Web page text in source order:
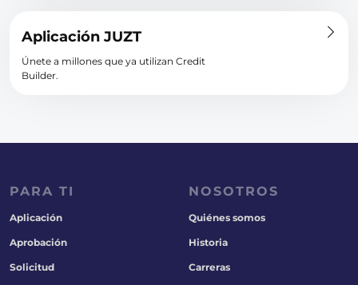
Aplicación JUZT
Únete a millones que ya utilizan Credit
Builder.
PARA TI
Aplicación
Aprobación
Solicitud
NOSOTROS
Quiénes somos
Historia
Carreras